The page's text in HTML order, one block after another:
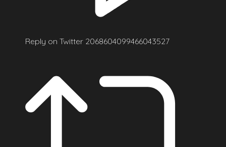
Reply on Twitter 2068604099466043527